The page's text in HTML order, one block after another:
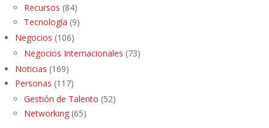
Recursos (84)
Tecnología (9)
Negocios (106)
Negocios Internacionales (73)
Noticias (169)
Personas (117)
Gestión de Talento (52)
Networking (65)